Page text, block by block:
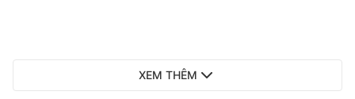
XEM THÊM